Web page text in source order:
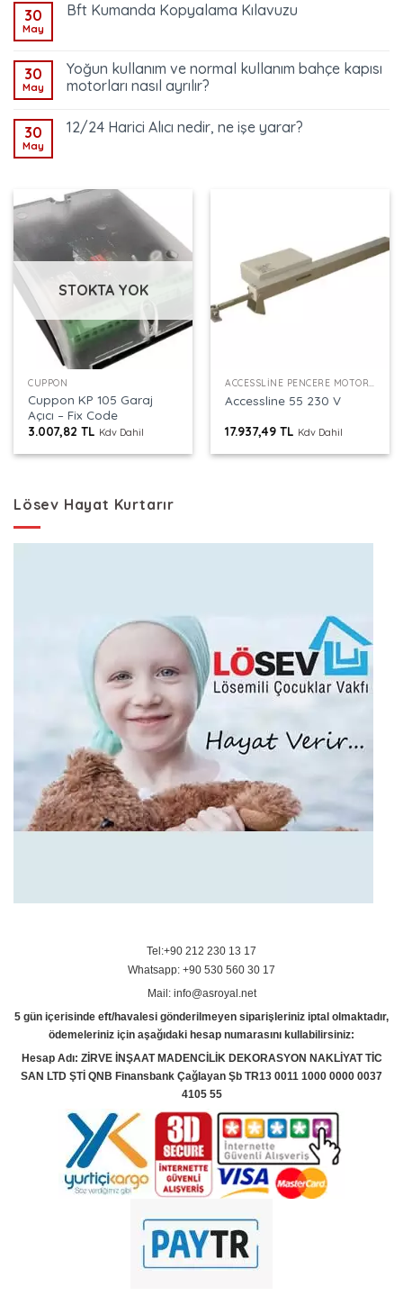
30
May
Bft Kumanda Kopyalama Kılavuzu
30
May
Yoğun kullanım ve normal kullanım bahçe kapısı
motorları nasıl ayrılır?
30
May
12/24 Harici Alıcı nedir, ne işe yarar?
STOKTA YOK
CUPPON
Cuppon KP 105 Garaj
Açıcı – Fix Code
3.007,82TL Kdv Dahil
ACCESSLINE PENCERE MOTORU
Accessline 55 230 V
17.937,49TL Kdv Dahil
Lösev Hayat Kurtarır
Tel:+90 212 230 13 17
Whatsapp: +90 530 560 30 17
Mail: info@asroyal.net
5 gün içerisinde eft/havalesi gönderilmeyen siparişleriniz iptal olmaktadır,
ödemeleriniz için aşağıdaki hesap numarasını kullabilirsiniz:
Hesap Adı: ZİRVE İNŞAAT MADENCİLİK DEKORASYON NAKLİYAT TİC
SAN LTD ŞTİ QNB Finansbank Çağlayan Şb TR13 0011 1000 0000 0037
4105 55